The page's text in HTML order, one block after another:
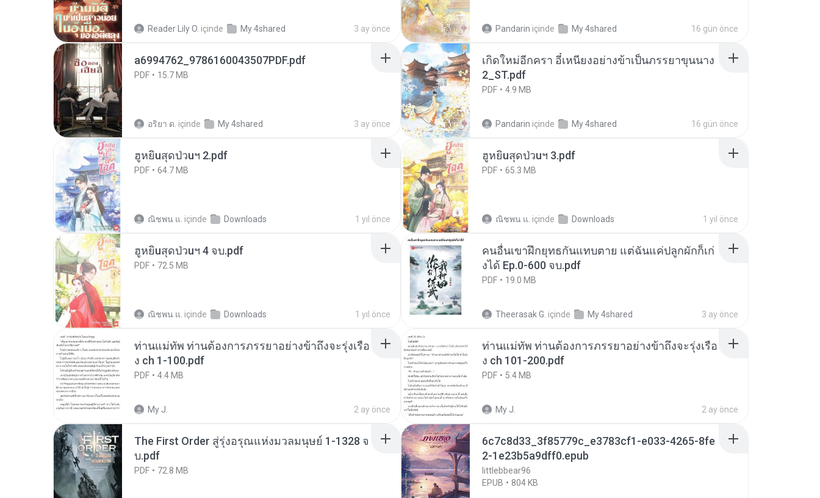
Reader Lily O. içinde My 4shared 3 ay önce Pandarin içinde My 4shared 16 gün önce
a6994762_9786160043507PDF.pdf
PDF 15.7 MB
อริยา ด. içinde My 4shared 3 ay önce
เกิดใหม่อีกครา อี๋เหนียงอย่างข้าเป็นภรรยาขุนนาง
2_ST.pdf
PDF 4.9 MB
Pandarin içinde My 4shared 16 gün önce
ฮูหยิuสุดป่วuฯ 2.pdf
PDF 64.7 MB
ณิชพน แ. içinde Downloads 1 yıl önce
ฮูหยิuสุดป่วuฯ 3.pdf
PDF 65.3 MB
ณิชพน แ. içinde Downloads 1 yıl önce
ฮูหยิuสุดป่วuฯ 4 จบ.pdf
PDF 72.5 MB
ณิชพน แ. içinde Downloads 1 yıl önce
คนอื่นเขาฝึกยุทธกันแทบตาย แต่ฉันแค่ปลูกผักก็เก่
งได้ Ep.0-600 จบ.pdf
PDF 19.0 MB
Theerasak G. içinde My 4shared 3 ay önce
ท่านแม่ทัพ ท่านต้องการภรรยาอย่างข้าถึงจะรุ่งเรือ
ง ch 1-100.pdf
PDF 4.4 MB
My J. 2 ay önce
ท่านแม่ทัพ ท่านต้องการภรรยาอย่างข้าถึงจะรุ่งเรือ
ง ch 101-200.pdf
PDF 5.4 MB
My J. 2 ay önce
The First Order สู่รุ่งอรุณแห่งมวลมนุษย์ 1-1328 จ
บ.pdf
PDF 72.8 MB
6c7c8d33_3f85779c_e3783cf1-e033-4265-8fe
2-1e23b5a9dff0.epub
littlebbear96
EPUB
804 KB